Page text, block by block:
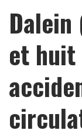
et huit